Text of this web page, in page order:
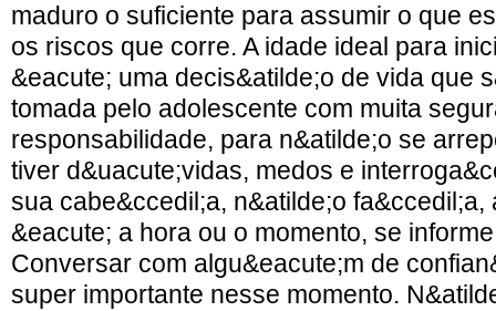
maduro o suficiente para assumir o que
os riscos que corre. A idade ideal para
&eacute; uma decis&atilde;o de vida que
tomada pelo adolescente com muita
responsabilidade, para n&atilde;o se
tiver d&uacute;vidas, medos e
sua cabe&ccedil;a, n&atilde;o fa&ccedil;a,
&eacute; a hora ou o momento, se
Conversar com algu&eacute;m de
super importante nesse momento.